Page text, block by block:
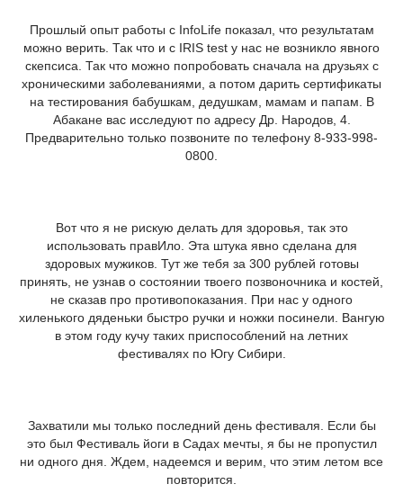
Прошлый опыт работы с InfoLife показал, что результатам
можно верить. Так что и с IRIS test у нас не возникло явного
скепсиса. Так что можно попробовать сначала на друзьях с
хроническими заболеваниями, а потом дарить сертификаты
на тестирования бабушкам, дедушкам, мамам и папам. В
Абакане вас исследуют по адресу Др. Народов, 4.
Предварительно только позвоните по телефону 8-933-998-
0800.
Вот что я не рискую делать для здоровья, так это
использовать правИло. Эта штука явно сделана для
здоровых мужиков. Тут же тебя за 300 рублей готовы
принять, не узнав о состоянии твоего позвоночника и костей,
не сказав про противопоказания. При нас у одного
хиленького дяденьки быстро ручки и ножки посинели. Вангую
в этом году кучу таких приспособлений на летних
фестивалях по Югу Сибири.
Захватили мы только последний день фестиваля. Если бы
это был Фестиваль йоги в Садах мечты, я бы не пропустил
ни одного дня. Ждем, надеемся и верим, что этим летом все
повторится.